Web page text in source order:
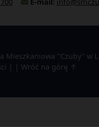
Mieszkaniowa "Czuby" w
Wróć na górę ↑